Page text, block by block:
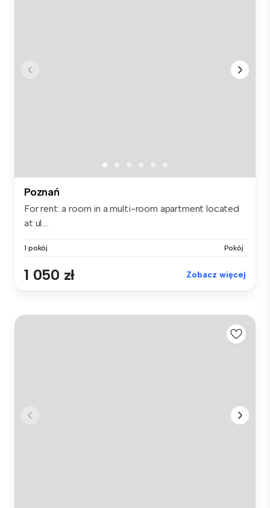
Poznań
For rent: a room in a multi-room apartment located
at ul....
1 pokój Pokój
1 050 zł Zobacz więcej